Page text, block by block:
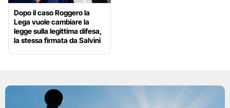
Dopo il caso Roggero la
Lega vuole cambiare la
legge sulla legittima difesa,
la stessa firmata da Salvini